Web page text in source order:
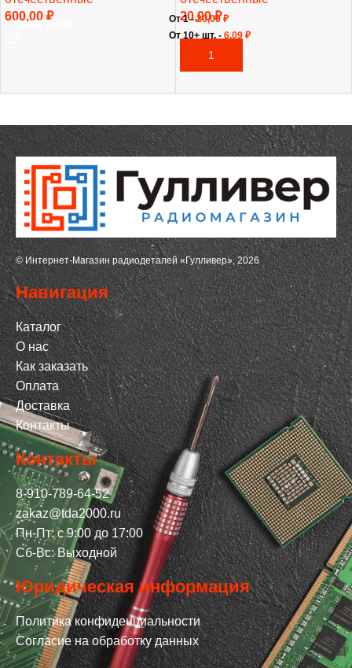
600,00 ₽
В КОРЗИНУ
20,00₽
В КОРЗИНУ
От 1 -20,00₽
От 10+ шт. - 6,09 ₽
© Интернет-Магазин радиодеталей «Гулливер», 2026
Навигация
Каталог
О нас
Как заказать
Оплата
Доставка
Контакты
Контакты
8-910-789-64-52
zakaz@tda2000.ru
Пн-Пт: с 9:00 до 17:00
Сб-Вс: Выходной
Юридическая информация
Политика конфиденциальности
Согласие на обработку данных